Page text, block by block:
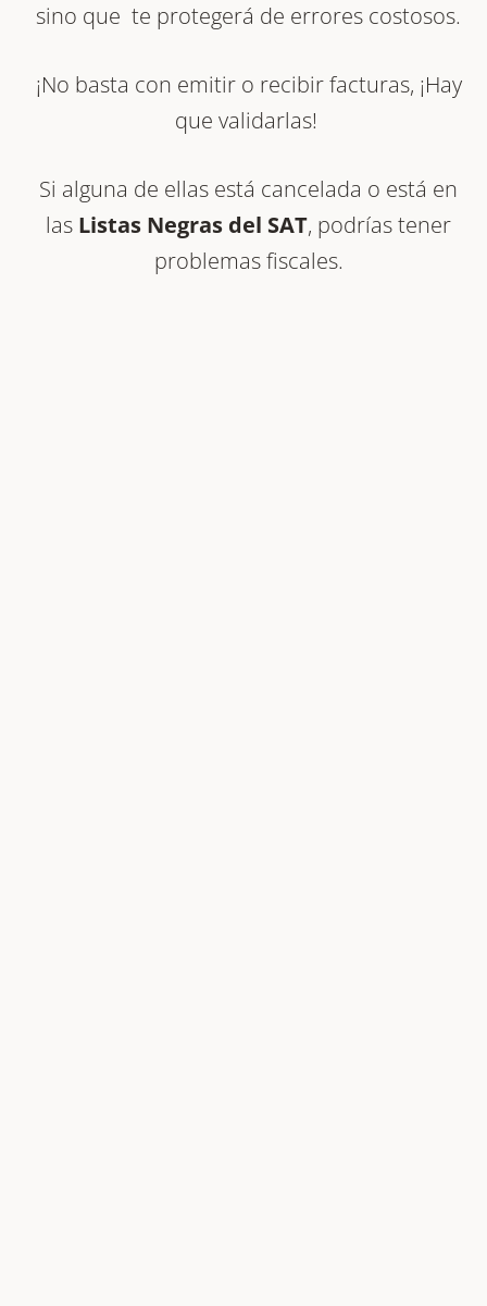
sino que te protegerá de errores costosos.
¡No basta con emitir o recibir facturas, ¡Hay
que validarlas!
Si alguna de ellas está cancelada o está en
las Listas Negras del SAT, podrías tener
problemas fiscales.